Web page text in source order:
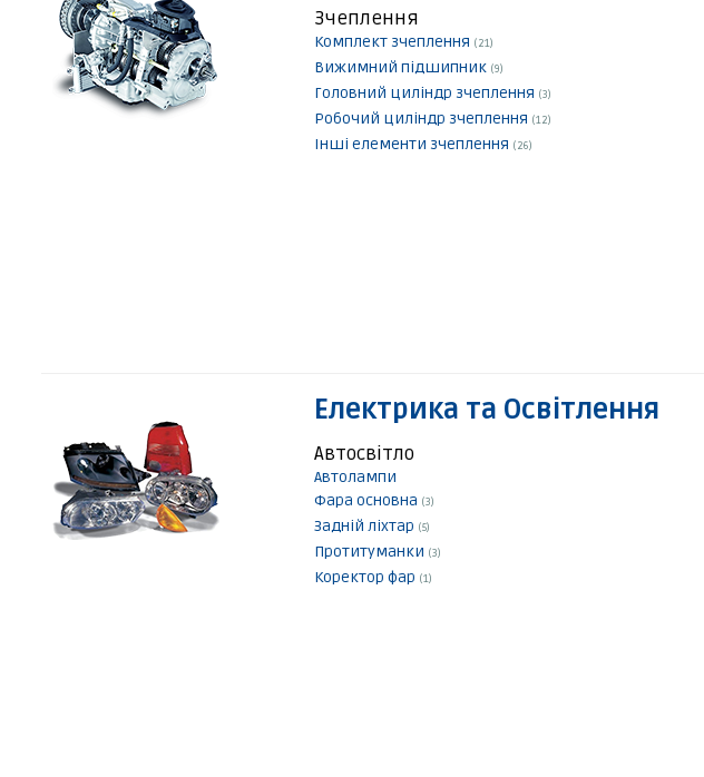
Зчеплення
Комплект зчеплення (21)
Вижимний підшипник (9)
Головний циліндр зчеплення (3)
Робочий циліндр зчеплення (12)
Інші елементи зчеплення (26)
Електрика та Освітлення
Автосвітло
Автолампи
Фара основна (3)
Задній ліхтар (5)
Протитуманки (3)
Коректор фар (1)